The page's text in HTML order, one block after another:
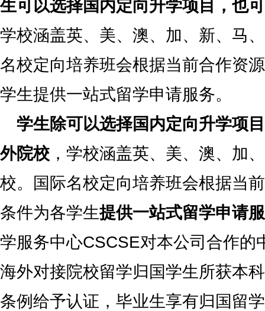
生可以选择国内定向升学项目，也
学校涵盖英、美、澳、加、新、马
名校定向培养班会根据当前合作资
学生提供一站式留学申请服务。
学生除可以选择国内定向升学项
外院校 ，学校涵盖英、美、澳、加
校。国际名校定向培养班会根据当
条件为各学生提供一站式留学申请
学服务中心CSCSE对本公司合作的
海外对接院校留学归国学生所获本
条例给予认证，毕业生享有归国留